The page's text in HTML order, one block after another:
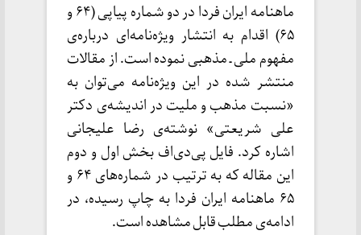
ماهنامه ایران فردا در دو شماره پیاپی (۶۴ و
۶۵) اقدام به انتشار ویژه‌نامه‌ای درباره‌ی
مفهوم ملی ـ مذهبی نموده است. از مقالات
منتشر شده در این ویژه‌نامه می‌توان به
«نسبت مذهب و ملیت در اندیشه‌ی دکتر
علی شریعتی» نوشته‌ی رضا علیجانی
اشاره کرد. فایل پی‌دی‌اف بخش‌ اول و دوم
این مقاله که به ترتیب در شماره‌های ۶۴ و
۶۵ ماهنامه ایران فردا به چاپ رسیده، در
ادامه‌ی مطلب قابل مشاهدهاست.